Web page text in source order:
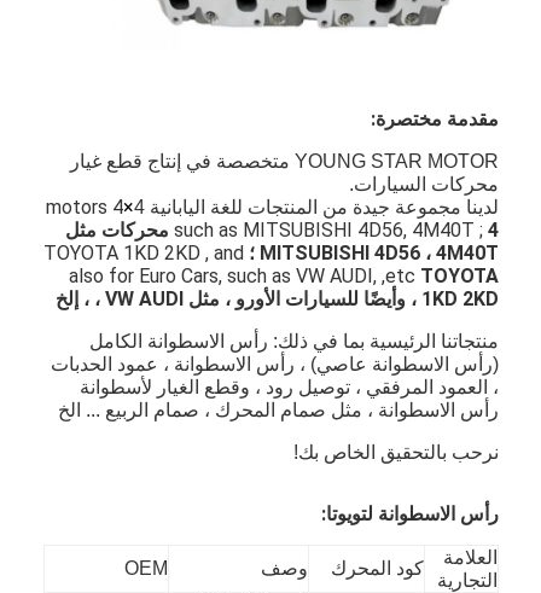
مقدمة مختصرة:
YOUNG STAR MOTOR متخصصة في إنتاج قطع غيار
محركات السيارات.
لدينا مجموعة جيدة من المنتجات للغة اليابانية 4 ×
4 motors
such as MITSUBISHI 4D56, 4M40T ; 4 محركات مثل
MITSUBISHI 4D56 ، 4M40T ؛
TOYOTA 1KD 2KD , and
also for Euro Cars, such as VW AUDI, ,etc TOYOTA
1KD 2KD ، وأيضًا للسيارات الأورو ، مثل VW AUDI ، ، إلخ
منتجاتنا الرئيسية بما في ذلك: رأس الاسطوانة الكامل
(رأس الاسطوانة عاصي) ، رأس الاسطوانة ، عمود الحدبات
، العمود المرفقي ، توصيل رود ، وقطع الغيار لأسطوانة
رأس الاسطوانة ، مثل صمام المحرك ، صمام الربيع ... الخ
نرحب بالتحقيق الخاص بك!
رأس الاسطوانة لتويوتا:
العلامة
التجارية
كود المحرك وصف OEM